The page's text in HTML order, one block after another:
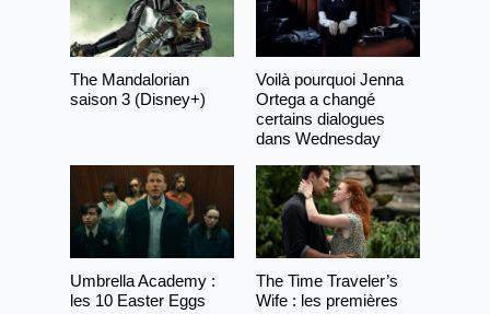
The Mandalorian
saison 3 (Disney+)
Voilà pourquoi Jenna
Ortega a changé
certains dialogues
dans Wednesday
Umbrella Academy :
les 10 Easter Eggs
The Time Traveler’s
Wife : les premières